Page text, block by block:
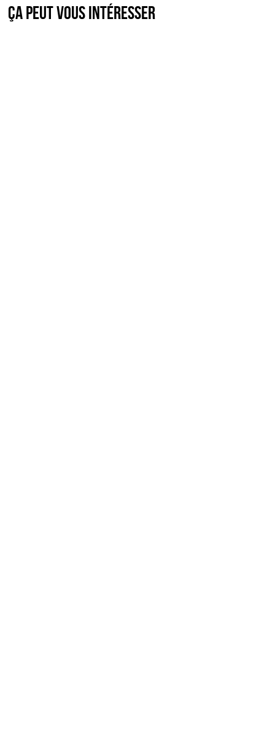
Ça peut vous intéresser